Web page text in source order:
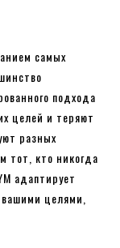
самых
подхода
целей и теряют
разных
тот, кто никогда
адаптирует
целями,